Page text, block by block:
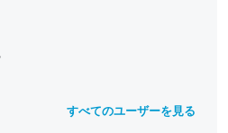
すべてのユーザーを見る